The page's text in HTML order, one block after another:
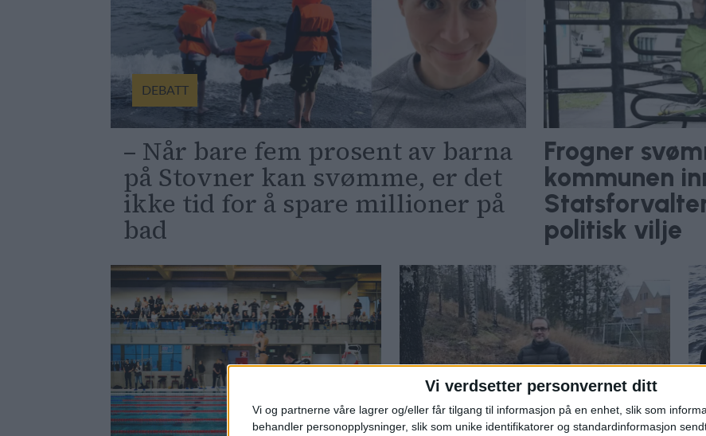
Vi verdsetter personvernet ditt
Vi og partnerne våre lagrer og/eller får tilgang til informasjon på en enhet, slik som
behandler personopplysninger, slik som unike identifikatorer og standardinformasjon
DEBATT
– Når bare fem prosent av barna
på Stovner kan svømme, er det
ikke tid for å spare millioner på
bad
Frogner
kommunen
politisk vilje